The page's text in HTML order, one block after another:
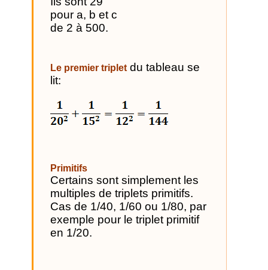
pour a, b et c
de 2 à 500.
Le premier triplet du tableau se
lit:
Primitifs
Certains sont simplement les
multiples de triplets primitifs.
Cas de 1/40, 1/60 ou 1/80, par
exemple pour le triplet primitif
en 1/20.